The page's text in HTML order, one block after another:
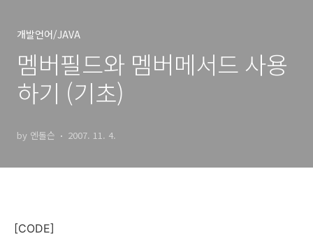
개발언어/JAVA
멤버필드와 멤버메서드 사용
하기 (기초)
by 엔돌슨 2007. 11. 4.
[CODE]